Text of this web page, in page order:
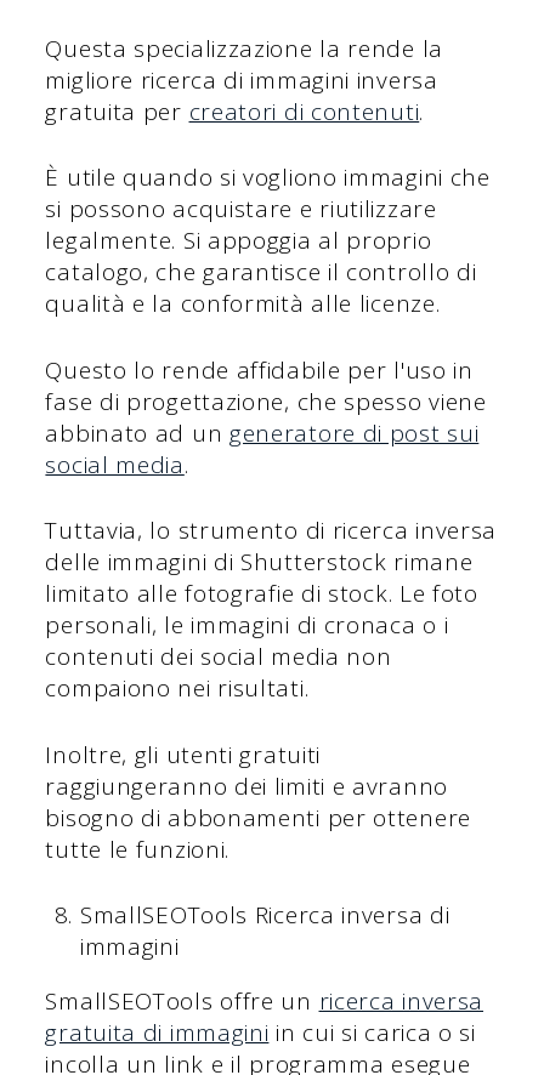
Questa specializzazione la rende la
migliore ricerca di immagini inversa
gratuita per creatori di contenuti.
È utile quando si vogliono immagini che
si possono acquistare e riutilizzare
legalmente. Si appoggia al proprio
catalogo, che garantisce il controllo di
qualità e la conformità alle licenze.
Questo lo rende affidabile per l'uso in
fase di progettazione, che spesso viene
abbinato ad un generatore di post sui
social media.
Tuttavia, lo strumento di ricerca inversa
delle immagini di Shutterstock rimane
limitato alle fotografie di stock. Le foto
personali, le immagini di cronaca o i
contenuti dei social media non
compaiono nei risultati.
Inoltre, gli utenti gratuiti
raggiungeranno dei limiti e avranno
bisogno di abbonamenti per ottenere
tutte le funzioni.
SmallSEOTools Ricerca inversa di
immagini
SmallSEOTools offre un ricerca inversa
gratuita di immagini in cui si carica o si
incolla un link e il programma esegue